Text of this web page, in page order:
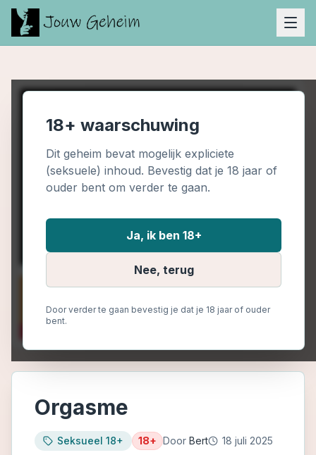
18+ waarschuwing
Dit geheim bevat mogelijk expliciete
(seksuele) inhoud. Bevestig dat je 18 jaar of
ouder bent om verder te gaan.
Ja, ik ben 18+
Nee, terug
Door verder te gaan bevestig je dat je 18 jaar of ouder
bent.
Orgasme
Seksueel 18+ 18+ Door Bert 18 juli 2025